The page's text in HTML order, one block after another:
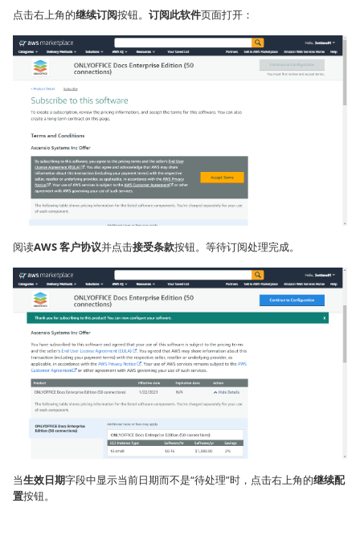
点击右上角的继续订阅按钮。 订阅此软件页面打开：
阅读AWS 客户协议并点击接受条款按钮。等待订阅处理完成。
当生效日期字段中显示当前日期而不是“待处理”时，点击右上角的继续配
置按钮。